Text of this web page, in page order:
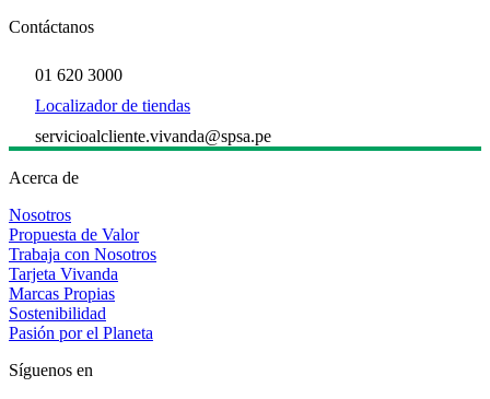
Contáctanos
01 620 3000
Localizador de tiendas
servicioalcliente.vivanda@spsa.pe
Acerca de
Nosotros
Propuesta de Valor
Trabaja con Nosotros
Tarjeta Vivanda
Marcas Propias
Sostenibilidad
Pasión por el Planeta
Síguenos en